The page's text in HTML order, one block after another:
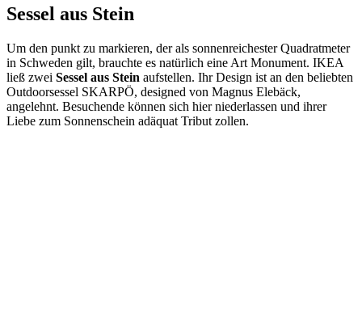
Sessel aus Stein
Um den punkt zu markieren, der als sonnenreichester Quadratmeter
in Schweden gilt, brauchte es natürlich eine Art Monument. IKEA
ließ zwei Sessel aus Stein aufstellen. Ihr Design ist an den beliebten
Outdoorsessel SKARPÖ, designed von Magnus Elebäck,
angelehnt. Besuchende können sich hier niederlassen und ihrer
Liebe zum Sonnenschein adäquat Tribut zollen.